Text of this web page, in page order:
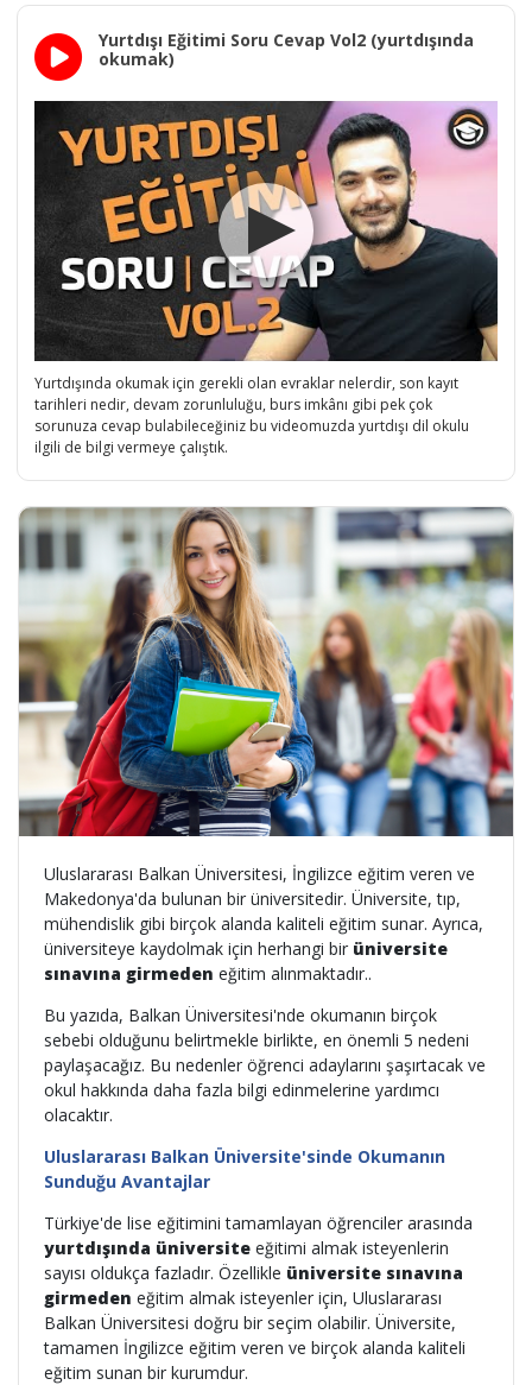
Yurtdışı Eğitimi Soru Cevap Vol2 (yurtdışında
okumak)
Yurtdışında okumak için gerekli olan evraklar nelerdir, son kayıt
tarihleri nedir, devam zorunluluğu, burs imkânı gibi pek çok
sorunuza cevap bulabileceğiniz bu videomuzda yurtdışı dil okulu
ilgili de bilgi vermeye çalıştık.
Uluslararası Balkan Üniversitesi, İngilizce eğitim veren ve
Makedonya'da bulunan bir üniversitedir. Üniversite, tıp,
mühendislik gibi birçok alanda kaliteli eğitim sunar. Ayrıca,
üniversiteye kaydolmak için herhangi bir üniversite
sınavına girmeden eğitim alınmaktadır..
Bu yazıda, Balkan Üniversitesi'nde okumanın birçok
sebebi olduğunu belirtmekle birlikte, en önemli 5 nedeni
paylaşacağız. Bu nedenler öğrenci adaylarını şaşırtacak ve
okul hakkında daha fazla bilgi edinmelerine yardımcı
olacaktır.
Uluslararası Balkan Üniversite'sinde Okumanın
Sunduğu Avantajlar
Türkiye'de lise eğitimini tamamlayan öğrenciler arasında
yurtdışında üniversite eğitimi almak isteyenlerin
sayısı oldukça fazladır. Özellikle üniversite sınavına
girmeden eğitim almak isteyenler için, Uluslararası
Balkan Üniversitesi doğru bir seçim olabilir. Üniversite,
tamamen İngilizce eğitim veren ve birçok alanda kaliteli
eğitim sunan bir kurumdur.